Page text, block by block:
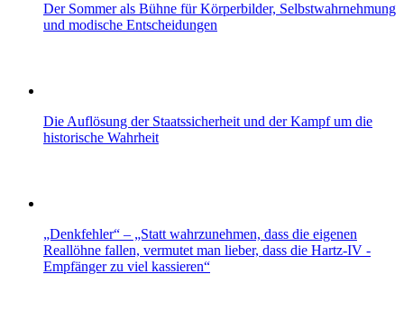
Der Sommer als Bühne für Körperbilder, Selbstwahrnehmung
und modische Entscheidungen
Die Auflösung der Staatssicherheit und der Kampf um die
historische Wahrheit
„Denkfehler“ – „Statt wahrzunehmen, dass die eigenen
Reallöhne fallen, vermutet man lieber, dass die Hartz-IV -
Empfänger zu viel kassieren“